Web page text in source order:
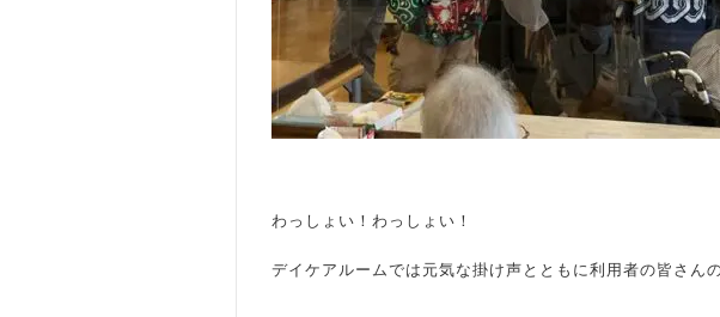
わっしょい！わっしょい！
デイケアルームでは元気な掛け声とともに利用者の皆さん